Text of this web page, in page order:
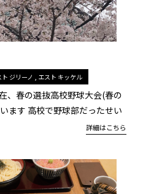
ト ジリーノ エスト キッケル
、春の選抜高校野球大会(春の
ます 高校で野球部だったせい
詳細はこちら